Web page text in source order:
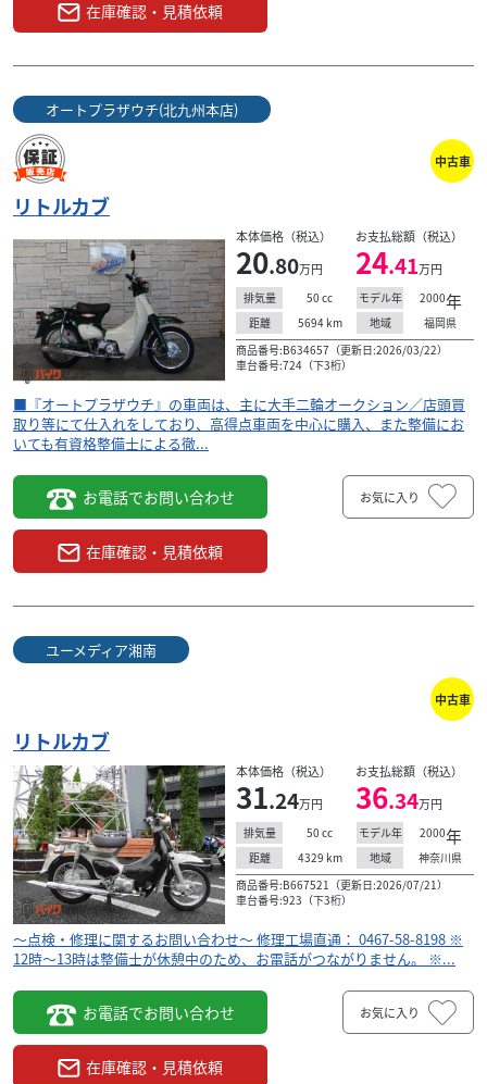
在庫確認・見積依頼
オートプラザウチ(北九州本店)
中古車
リトルカブ
本体価格（税込）
20.80万円
お支払総額（税込）
24.41万円
排気量 50 cc モデル年 2000年
距離 5694 km 地域
福岡県
商品番号:B634657（更新日:2026/03/22）
車台番号:724（下3桁）
■『オートプラザウチ』の車両は、主に大手二輪オークション／店頭買
取り等にて仕入れをしており、高得点車両を中心に購入、また整備にお
いても有資格整備士による徹...
お電話でお問い合わせ
在庫確認・見積依頼
お気に入り
ユーメディア湘南
中古車
リトルカブ
本体価格（税込）
31.24万円
お支払総額（税込）
36.34万円
排気量 50 cc モデル年 2000年
距離 4329 km 地域
神奈川県
商品番号:B667521（更新日:2026/07/21）
車台番号:923（下3桁）
～点検・修理に関するお問い合わせ～ 修理工場直通： 0467-58-8198 ※
12時～13時は整備士が休憩中のため、お電話がつながりません。 ※...
お電話でお問い合わせ
在庫確認・見積依頼
お気に入り